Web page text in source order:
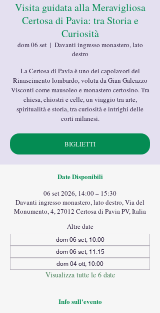
Visita guidata alla Meravigliosa
Certosa di Pavia: tra Storia e
Curiosità
dom 06 set
  |
Davanti ingresso monastero, lato
destro
La Certosa di Pavia è uno dei capolavori del
Rinascimento lombardo, voluta da Gian Galeazzo
Visconti come mausoleo e monastero certosino. Tra
chiesa, chiostri e celle, un viaggio tra arte,
spiritualità e storia, tra curiosità e intrighi delle
corti milanesi.
BIGLIETTI
Date Disponibili
06 set 2026, 14:00 – 15:30
Davanti ingresso monastero, lato destro, Via del
Monumento, 4, 27012 Certosa di Pavia PV, Italia
Altre date
dom 06 set, 10:00
dom 06 set, 11:15
dom 04 ott, 10:00
Visualizza tutte le 6 date
Info sull'evento